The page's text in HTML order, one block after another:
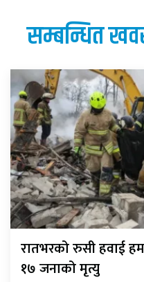
सम्बन्धित
रातभरको रुसी हवाई
१७ जनाको मृत्यु